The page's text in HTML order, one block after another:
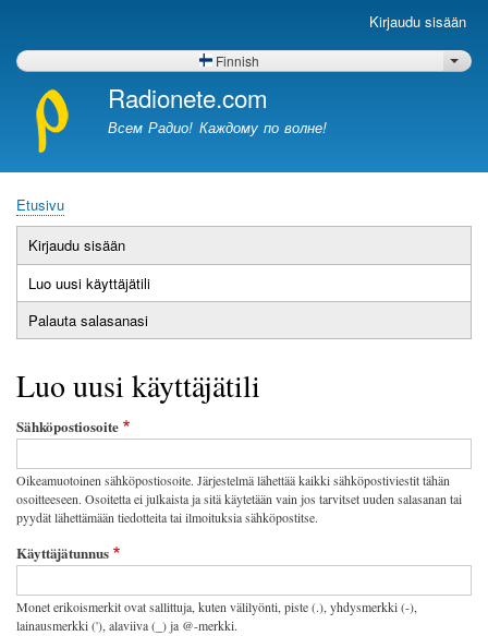
Kirjaudu sisään
Finnish
Radionete.com
Всем Радио! Каждому по волне!
Murupolku
Etusivu
Ensisijaiset
välilehdet
Kirjaudu sisään
Luo uusi käyttäjätili
välilehti)
Palauta salasanasi
Luo uusi käyttäjätili
Sähköpostiosoite
Oikeamuotoinen sähköpostiosoite. Järjestelmä lähettää kaikki sähköpostiviestit tähän
osoitteeseen. Osoitetta ei julkaista ja sitä käytetään vain jos tarvitset uuden salasanan tai
pyydät lähettämään tiedotteita tai ilmoituksia sähköpostitse.
Käyttäjätunnus
Monet erikoismerkit ovat sallittuja, kuten välilyönti, piste (.), yhdysmerkki (-),
lainausmerkki ('), alaviiva (_) ja @-merkki.